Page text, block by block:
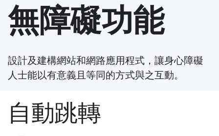
無障礙功能
設計及建構網站和網路應用程式，讓身心障礙
人士能以有意義且等同的方式與之互動。
自動跳轉